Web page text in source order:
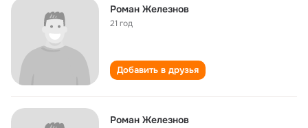
Роман Железнов
21 год
Добавить в друзья
Роман Железнов